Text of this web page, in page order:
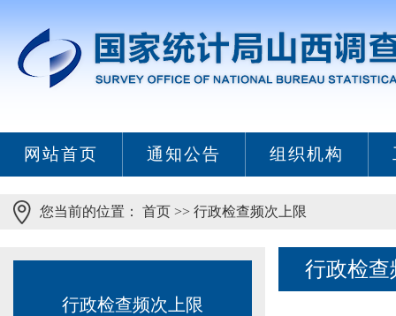
网站首页 通知公告 组织机构
您当前的位置： 首页 >> 行政检查频次上限
行政检查频次上限
行政检查